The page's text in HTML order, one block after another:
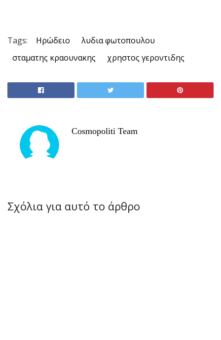
Tags: Ηρώδειο
λυδια φωτοπουλου
σταματης κραουνακης
χρηστος γεροντιδης
Cosmopoliti Team
Σχόλια για αυτό το άρθρο